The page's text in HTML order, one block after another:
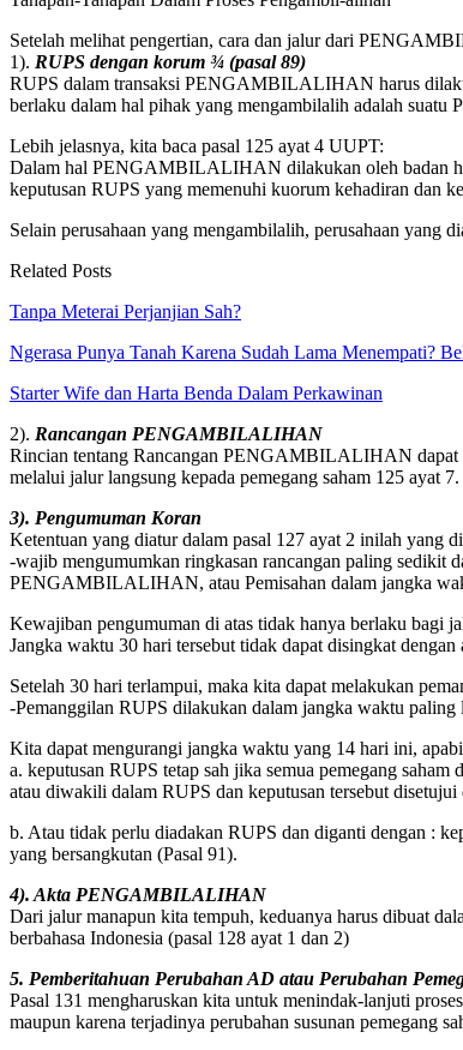
Setelah melihat pengertian, cara dan jalur dari
1). RUPS dengan korum ¾ (pasal 89)
RUPS dalam transaksi PENGAMBILALIHAN harus
berlaku dalam hal pihak yang mengambilalih adalah suatu
Lebih jelasnya, kita baca pasal 125 ayat 4 UUPT:
Dalam hal PENGAMBILALIHAN dilakukan oleh badan
keputusan RUPS yang memenuhi kuorum kehadiran dan
Selain perusahaan yang mengambilalih, perusahaan yang
Related Posts
Tanpa Meterai Perjanjian Sah?
Ngerasa Punya Tanah Karena Sudah Lama Menempati?
Starter Wife dan Harta Benda Dalam Perkawinan
2). Rancangan PENGAMBILALIHAN
Rincian tentang Rancangan PENGAMBILALIHAN
melalui jalur langsung kepada pemegang saham 125 ayat 7.
3). Pengumuman Koran
Ketentuan yang diatur dalam pasal 127 ayat 2 inilah yang
-wajib mengumumkan ringkasan rancangan paling sedikit
PENGAMBILALIHAN, atau Pemisahan dalam jangka
Kewajiban pengumuman di atas tidak hanya berlaku bagi
Jangka waktu 30 hari tersebut tidak dapat disingkat
Setelah 30 hari terlampui, maka kita dapat melakukan
-Pemanggilan RUPS dilakukan dalam jangka waktu
Kita dapat mengurangi jangka waktu yang 14 hari ini,
a. keputusan RUPS tetap sah jika semua pemegang saham
atau diwakili dalam RUPS dan keputusan tersebut disetujui
b. Atau tidak perlu diadakan RUPS dan diganti dengan :
yang bersangkutan (Pasal 91).
4). Akta PENGAMBILALIHAN
Dari jalur manapun kita tempuh, keduanya harus dibuat
berbahasa Indonesia (pasal 128 ayat 1 dan 2)
5. Pemberitahuan Perubahan AD atau Perubahan
Pasal 131 mengharuskan kita untuk menindak-lanjuti
maupun karena terjadinya perubahan susunan pemegang